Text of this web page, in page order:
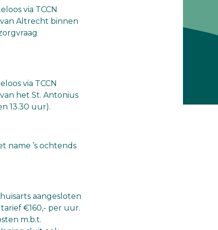
via TCCN
Altrecht binnen
via TCCN
het St. Antonius
13.30 uur).
name ’s ochtends
aangesloten
€160,- per uur.
m.b.t.